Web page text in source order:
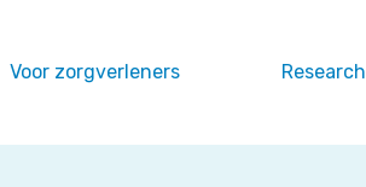
Voor zorgverleners Research